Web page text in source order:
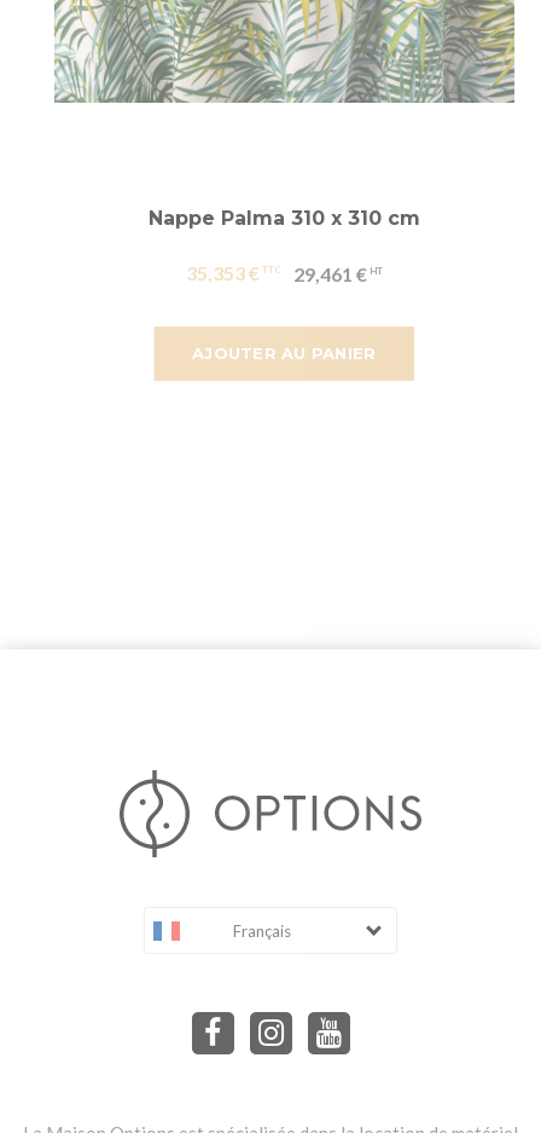
AJOUTER AU PANIER
Nappe Palma 310 x 310 cm
35,353 € 29,461 €
Français